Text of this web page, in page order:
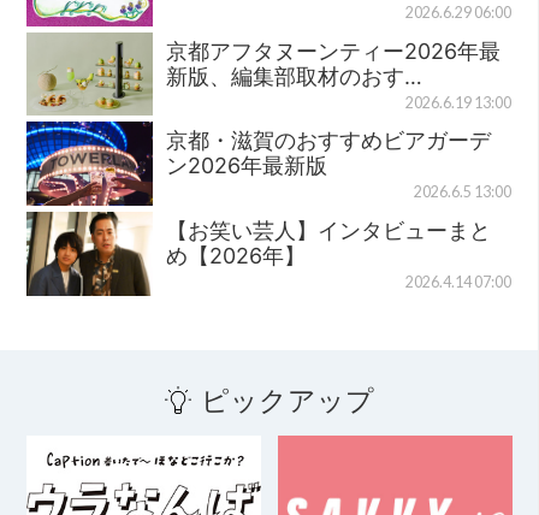
2026.6.29 06:00
京都アフタヌーンティー2026年最
新版、編集部取材のおす…
2026.6.19 13:00
京都・滋賀のおすすめビアガーデ
ン2026年最新版
2026.6.5 13:00
【お笑い芸人】インタビューまと
め【2026年】
2026.4.14 07:00
ピックアップ